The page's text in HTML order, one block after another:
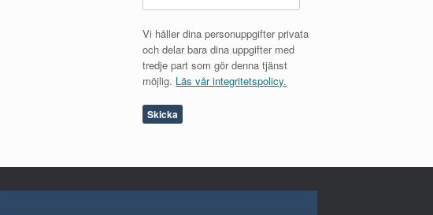
Vi håller dina personuppgifter privata
och delar bara dina uppgifter med
tredje part som gör denna tjänst
möjlig. Läs vår integritetspolicy.